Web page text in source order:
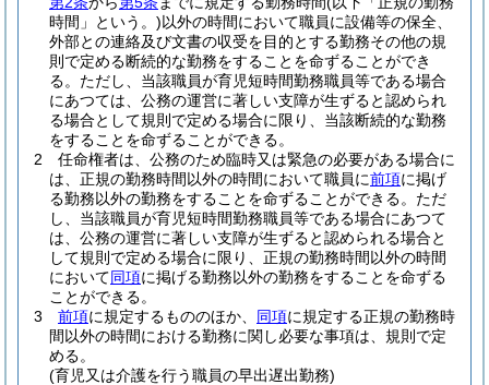
時間」という。)以外の時間において職員に設備等の保全、
外部との連絡及び文書の収受を目的とする勤務その他の規
則で定める断続的な勤務をすることを命ずることができ
る。 ただし、当該職員が育児短時間勤務職員等である場合
にあつては、公務の運営に著しい支障が生ずると認められ
る場合として規則で定める場合に限り、当該断続的な勤務
をすることを命ずることができる。
2
任命権者は、公務のため臨時又は緊急の必要がある場合に
は、正規の勤務時間以外の時間において職員に前項に掲げ
る勤務以外の勤務をすることを命ずることができる。 ただ
し、当該職員が育児短時間勤務職員等である場合にあつて
は、公務の運営に著しい支障が生ずると認められる場合と
して規則で定める場合に限り、正規の勤務時間以外の時間
において同項に掲げる勤務以外の勤務をすることを命ずる
ことができる。
3
前項に規定するもののほか、 同項に規定する正規の勤務時
間以外の時間における勤務に関し必要な事項は、規則で定
める。
(育児又は介護を行う職員の早出遅出勤務)